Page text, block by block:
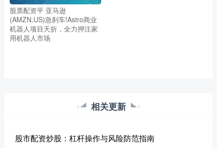
股票配资平 亚马逊
(AMZN.US)急刹车!Astro商业
机器人项目夭折，全力押注家
用机器人市场
相关更新
股市配资炒股：杠杆操作与风险防范指南